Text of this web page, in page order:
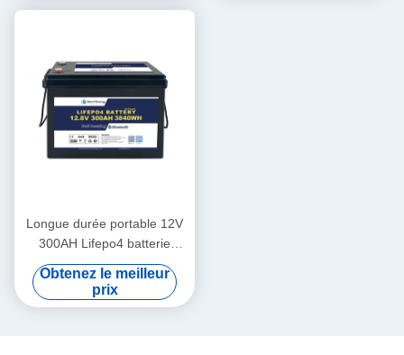
Longue durée portable 12V
300AH Lifepo4 batterie
nouvelle catégorie A cellules
longue durée de vie
Obtenez le meilleur
prix